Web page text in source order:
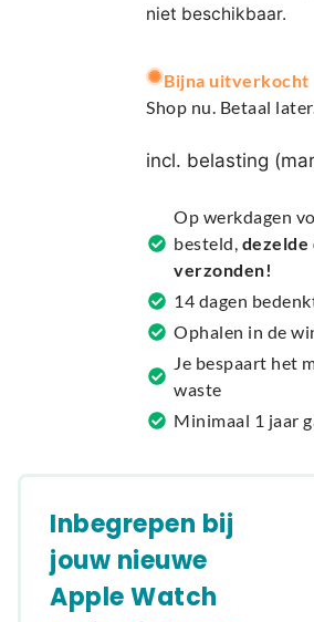
niet beschikbaar.
A
t
e
a
v
e
:
Bijna uitverkocht
Shop nu. Betaal
incl. belasting
Op werkdagen
besteld, dezelde
verzonden!
14 dagen
Ophalen in de
Je bespaart het
waste
Minimaal 1 jaar
Inbegrepen bij
jouw nieuwe
Apple Watch